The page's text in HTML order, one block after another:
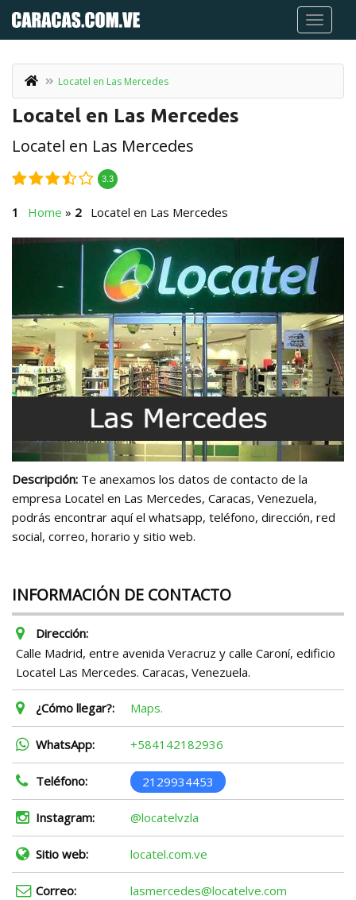
Locatel en Las Mercedes
Locatel en Las Mercedes
Locatel en Las Mercedes
3.3
Home » Locatel en Las Mercedes
Descripción: Te anexamos los datos de contacto de la
empresa Locatel en Las Mercedes, Caracas, Venezuela,
podrás encontrar aquí el whatsapp, teléfono, dirección, red
social, correo, horario y sitio web.
INFORMACIÓN DE CONTACTO
Dirección:
Calle Madrid, entre avenida Veracruz y calle Caroní, edificio
Locatel Las Mercedes. Caracas, Venezuela.
¿Cómo llegar?: Maps.
WhatsApp: +584142182936
Teléfono: 2129934453
Instagram: @locatelvzla
Sitio web: locatel.com.ve
Correo: lasmercedes@locatelve.com